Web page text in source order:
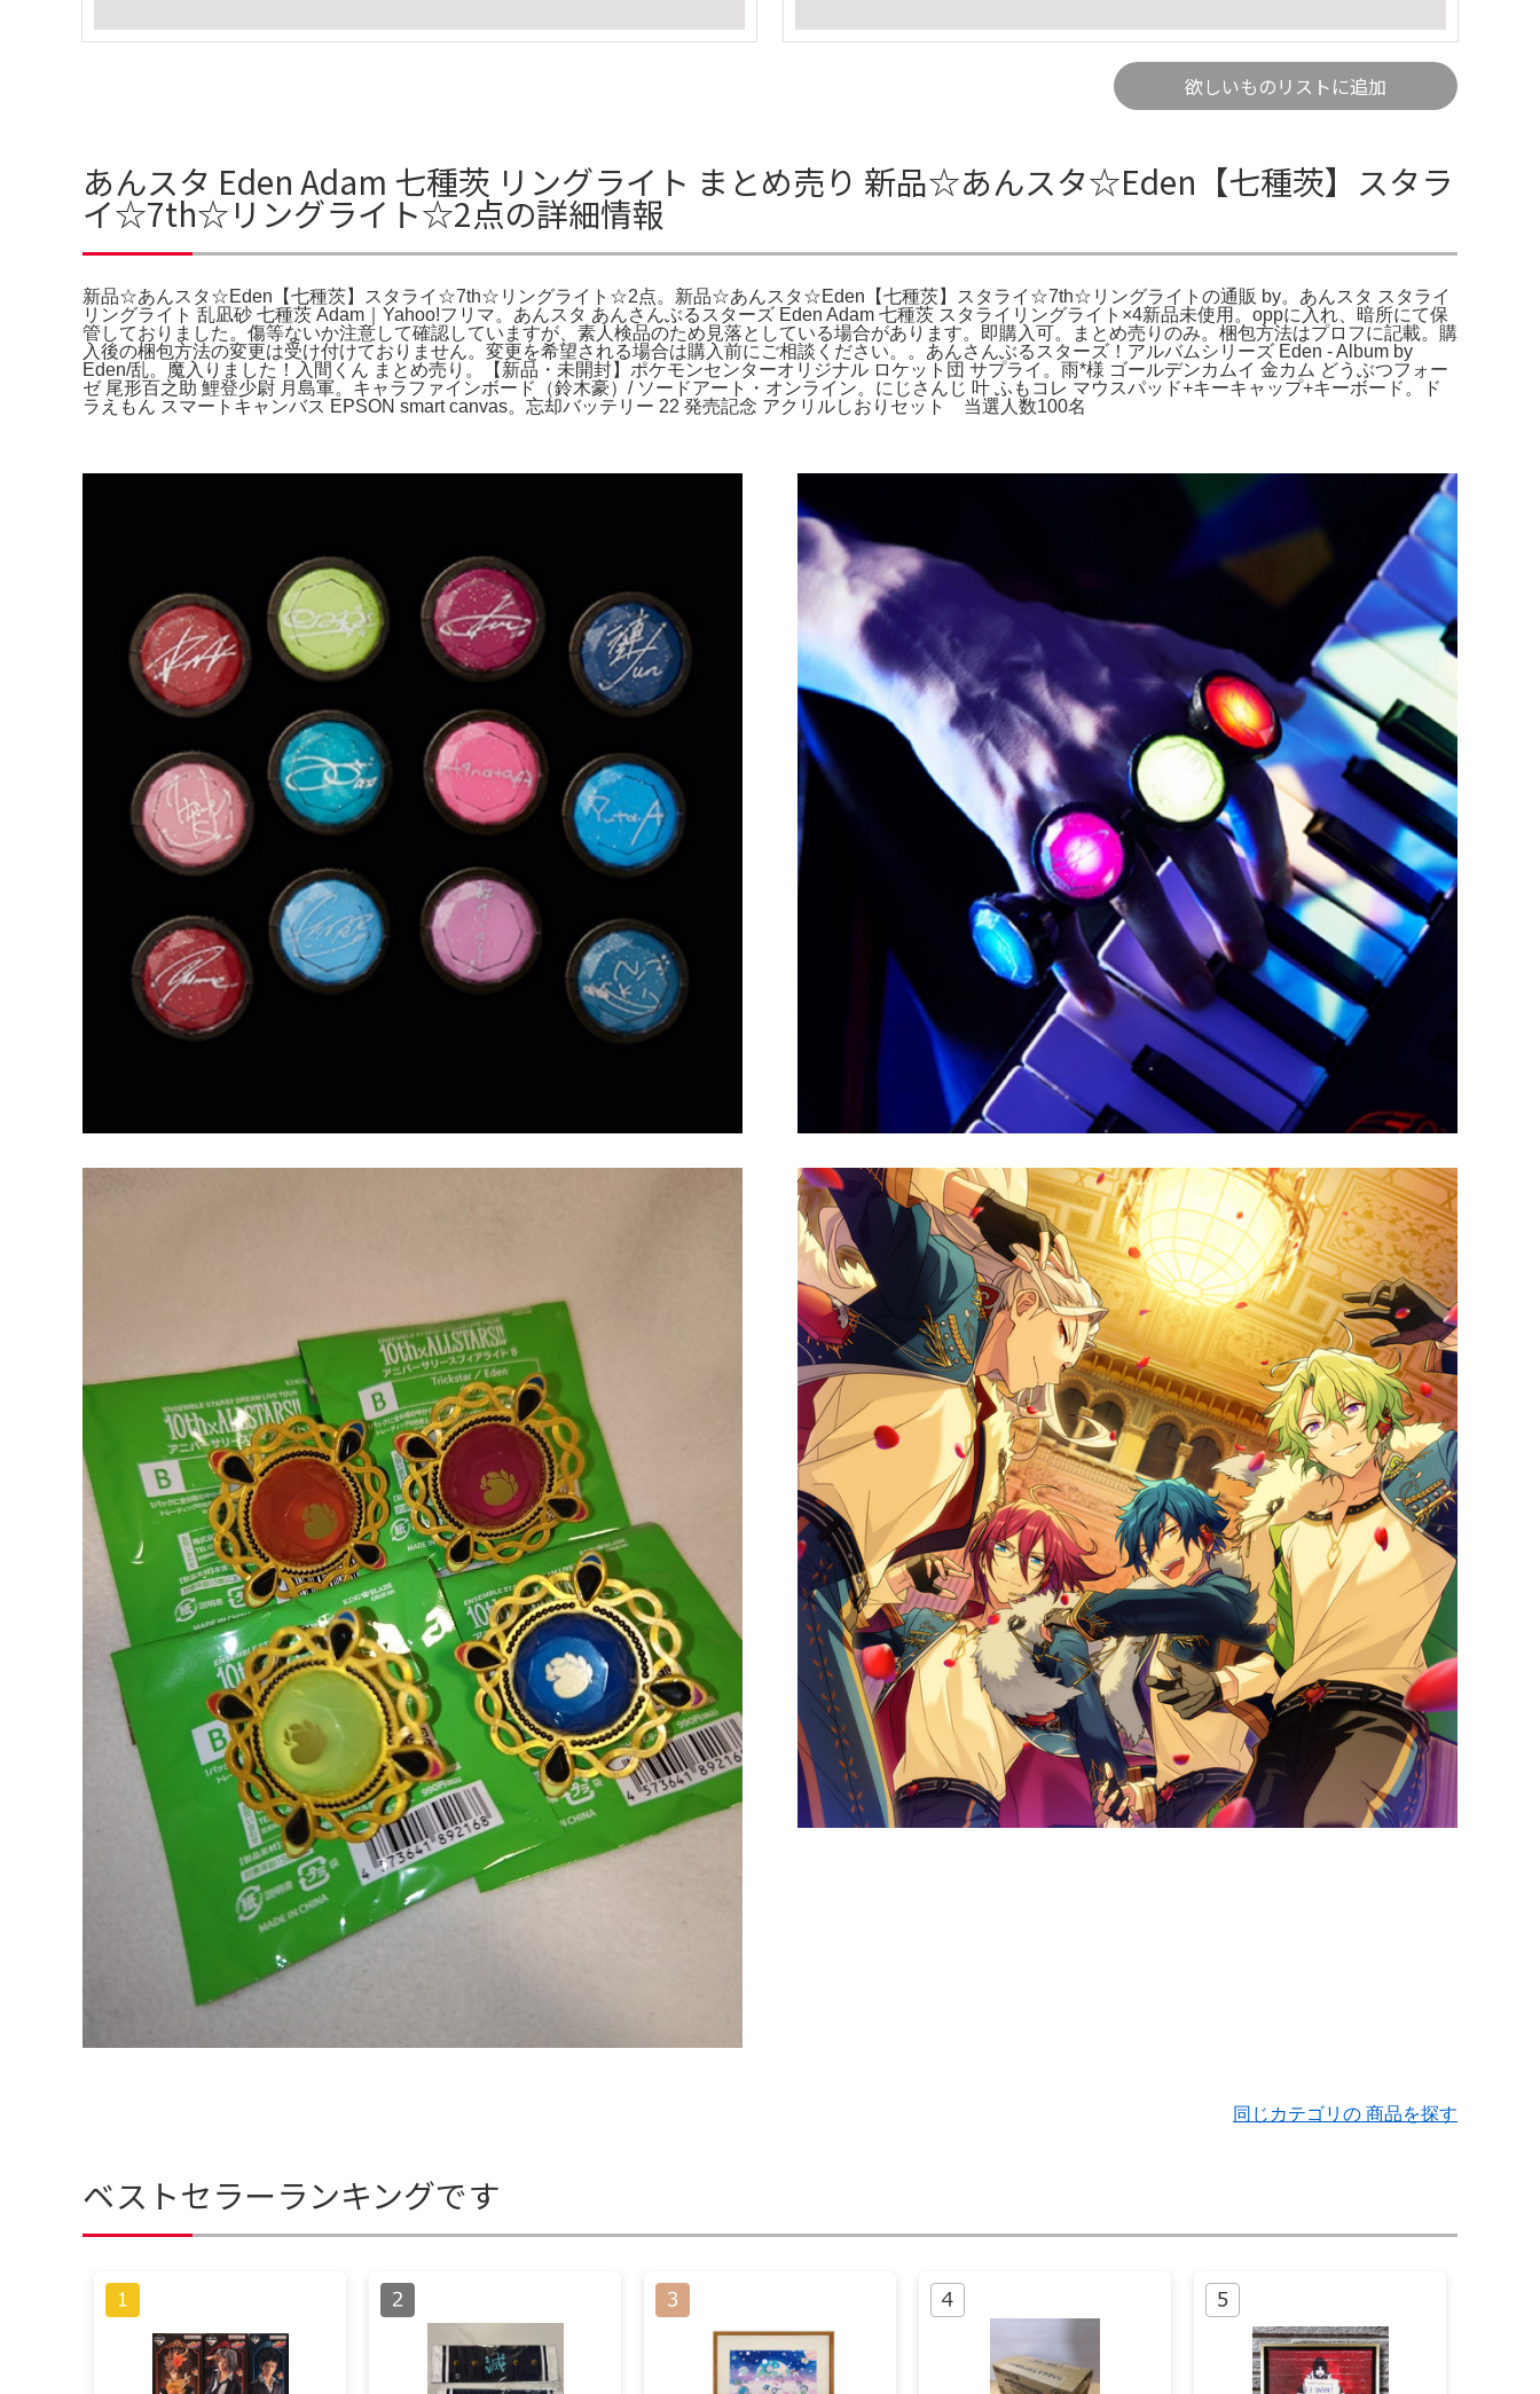
欲しいものリストに追加
あんスタ Eden Adam 七種茨 リングライト まとめ売り 新品☆あんスタ☆Eden【七種茨】スタラ
イ☆7th☆リングライト☆2点の詳細情報
新品☆あんスタ☆Eden【七種茨】スタライ☆7th☆リングライト☆2点。新品☆あんスタ☆Eden【七種茨】スタライ☆7th☆リングライトの通販 by。あんスタ スタライ
リングライト 乱凪砂 七種茨 Adam｜Yahoo!フリマ。あんスタ あんさんぶるスターズ Eden Adam 七種茨 スタライリングライト×4新品未使用。oppに入れ、暗所にて保
管しておりました。傷等ないか注意して確認していますが、素人検品のため見落としている場合があります。即購入可。まとめ売りのみ。梱包方法はプロフに記載。購
入後の梱包方法の変更は受け付けておりません。変更を希望される場合は購入前にご相談ください。。あんさんぶるスターズ！アルバムシリーズ Eden - Album by
Eden/乱。魔入りました！入間くん まとめ売り。【新品・未開封】ポケモンセンターオリジナル ロケット団 サプライ。雨*様 ゴールデンカムイ 金カム どうぶつフォー
ゼ 尾形百之助 鯉登少尉 月島軍。キャラファインボード（鈴木豪）/ ソードアート・オンライン。にじさんじ 叶 ふもコレ マウスパッド+キーキャップ+キーボード。ド
ラえもん スマートキャンバス EPSON smart canvas。忘却バッテリー 22 発売記念 アクリルしおりセット 当選人数100名
同じカテゴリの 商品を探す
ベストセラーランキングです